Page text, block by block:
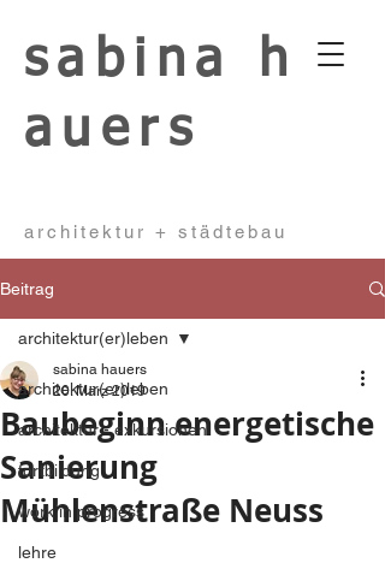
sabina
h
auers
architektur + städtebau
Beitrag
architektur(er)leben
architektur - exkursionen
fortbildung
work in progress
lehre
architektur(er)leben
Baubeginn energetische
Sanierung
Mühlenstraße Neuss
sabina hauers
20. März 2019